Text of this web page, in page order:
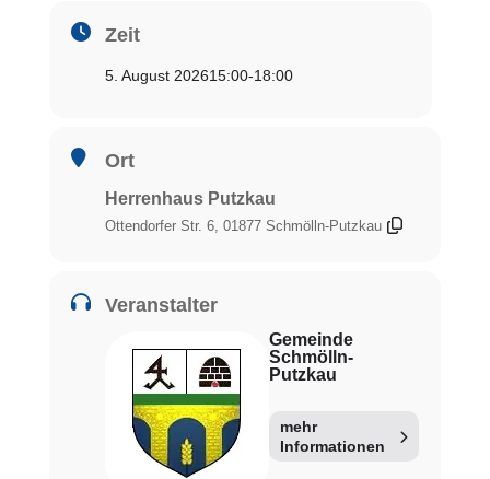
Zeit
5. August 202615:00-18:00
Ort
Herrenhaus Putzkau
Ottendorfer Str. 6, 01877 Schmölln-Putzkau
Veranstalter
Gemeinde
Schmölln-
Putzkau
mehr
Informationen